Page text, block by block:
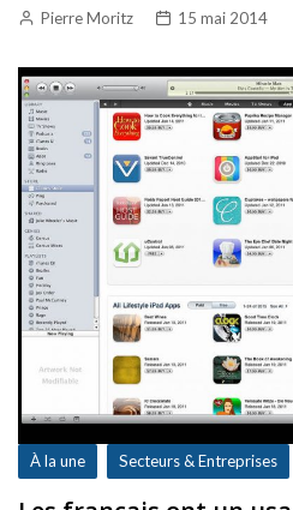
Pierre Moritz 15 mai 2014
À la une Secteurs & Entreprises